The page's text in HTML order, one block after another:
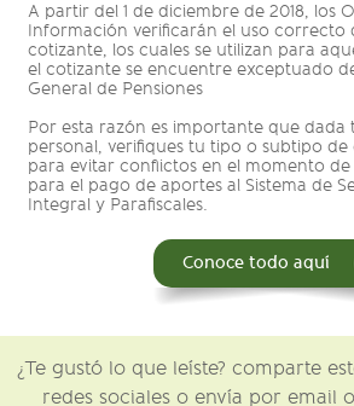
A partir del 1 de diciembre de 2018, los
Información verificarán el uso correcto
cotizante, los cuales se utilizan para
el cotizante se encuentre exceptuado
General de Pensiones
Por esta razón es importante que dada
personal, verifiques tu tipo o subtipo de
para evitar conflictos en el momento
para el pago de aportes al Sistema de
Integral y Parafiscales.
Conoce todo aquí
¿Te gustó lo que leíste? comparte
redes sociales o envía por email